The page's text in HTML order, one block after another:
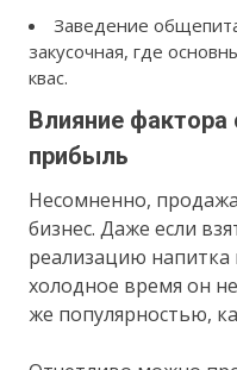
Заведение
закусочная, где
квас.
Влияние фактора
прибыль
Несомненно,
бизнес. Даже если
реализацию
холодное время он
же популярностью,